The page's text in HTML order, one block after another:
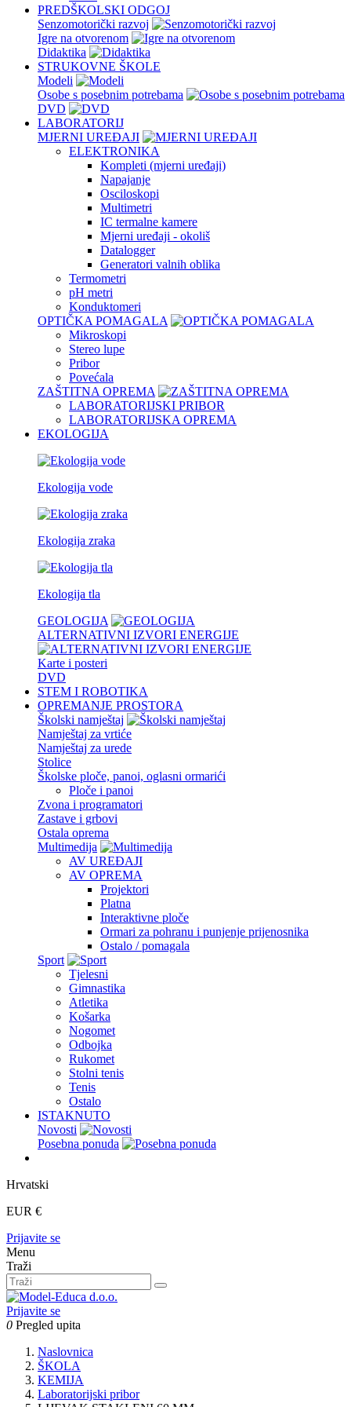
PREDŠKOLSKI ODGOJ
Senzomotorički razvoj
Igre na otvorenom
Didaktika
STRUKOVNE ŠKOLE
Modeli
Osobe s posebnim potrebama
DVD
LABORATORIJ
MJERNI UREĐAJI
ELEKTRONIKA
Kompleti (mjerni uređaji)
Napajanje
Osciloskopi
Multimetri
IC termalne kamere
Mjerni uređaji - okoliš
Datalogger
Generatori valnih oblika
Termometri
pH metri
Konduktomeri
OPTIČKA POMAGALA
Mikroskopi
Stereo lupe
Pribor
Povećala
ZAŠTITNA OPREMA
LABORATORIJSKI PRIBOR
LABORATORIJSKA OPREMA
EKOLOGIJA
Ekologija vode
Ekologija zraka
Ekologija tla
GEOLOGIJA
ALTERNATIVNI IZVORI ENERGIJE
Karte i posteri
DVD
STEM I ROBOTIKA
OPREMANJE PROSTORA
Školski namještaj
Namještaj za vrtiće
Namještaj za urede
Stolice
Školske ploče, panoi, oglasni ormarići
Ploče i panoi
Zvona i programatori
Zastave i grbovi
Ostala oprema
Multimedija
AV UREĐAJI
AV OPREMA
Projektori
Platna
Interaktivne ploče
Ormari za pohranu i punjenje prijenosnika
Ostalo / pomagala
Sport
Tjelesni
Gimnastika
Atletika
Košarka
Nogomet
Odbojka
Rukomet
Stolni tenis
Tenis
Ostalo
ISTAKNUTO
Novosti
Posebna ponuda
Hrvatski
EUR €
Prijavite se
Menu
Traži
Prijavite se
0 Pregled upita
Naslovnica
ŠKOLA
KEMIJA
Laboratorijski pribor